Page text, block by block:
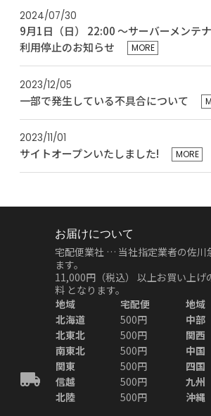
2024/07/30
9月1日（日） 22:00 ～サーバーメンテ
利用停止のお知らせ
MORE
2023/12/05
一部で発生している不具合について
2023/11/01
サイトオープンいたしました! MORE
お届けについて
宅配便業社 … 当社指定業者の佐川
ます。
11,000円（税込）
以上お買い上げ
料 となります。
地域
宅配便 地域
北海道
500円 中部
北東北
500円 関西
南東北
500円 中国
関東
500円 四国
信越
500円 九州
北陸
500円 沖縄